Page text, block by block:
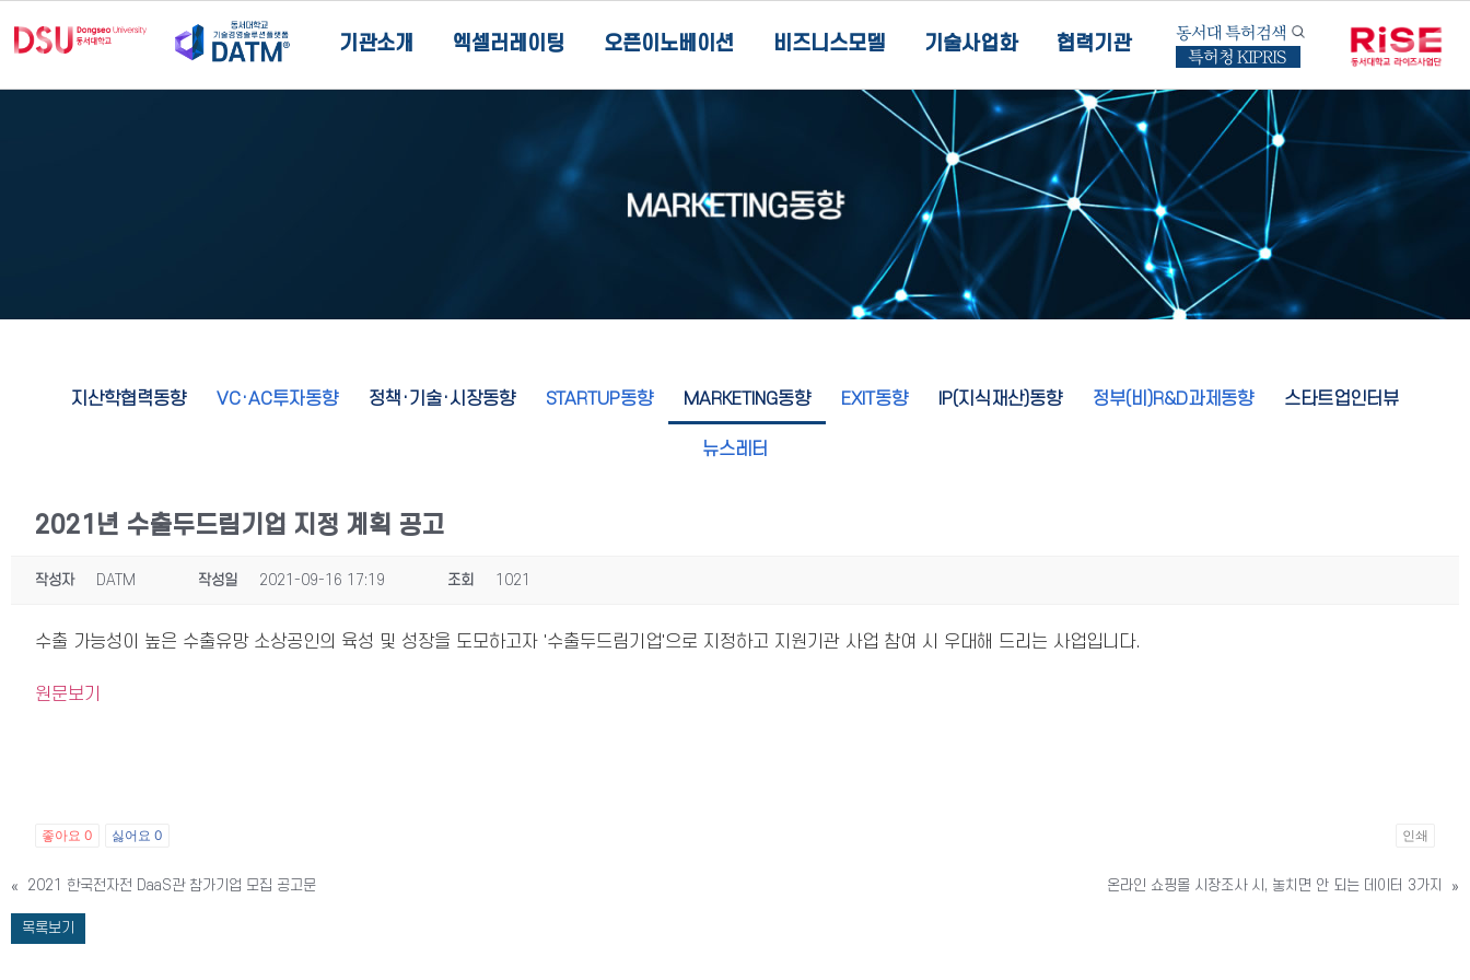
기관소개 엑셀러레이팅 오픈이노베이션 비즈니스모델 기술사업화 협력기관
동서대 특허검색
특허청 KIPRIS
지산학협력동향 VC·AC투자동향 정책·기술·시장동향 STARTUP동향 MARKETING동향 EXIT동향 IP(지식재산)동향 정부(비)R&D과제동향 스타트업인터뷰
뉴스레터
2021년 수출두드림기업 지정 계획 공고
작성자 DATM 작성일 2021-09-16 17:19 조회 1021
수출 가능성이 높은 수출유망 소상공인의 육성 및 성장을 도모하고자 '수출두드림기업'으로 지정하고 지원기관 사업 참여 시 우대해 드리는 사업입니다.
원문보기
좋아요 0 싫어요 0 인쇄
« 2021 한국전자전 DaaS관 참가기업 모집 공고문 온라인 쇼핑몰 시장조사 시, 놓치면 안 되는 데이터 3가지 »
목록보기